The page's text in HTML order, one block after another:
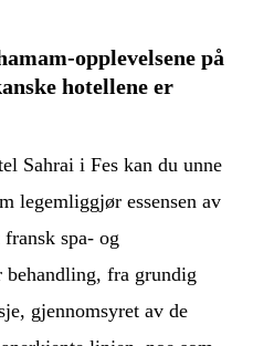
opplevelsene på
hotellene er
Sahrai i Fes kan du unne
legemliggjør essensen av
spa- og
fra grundig
gjennomsyret av de